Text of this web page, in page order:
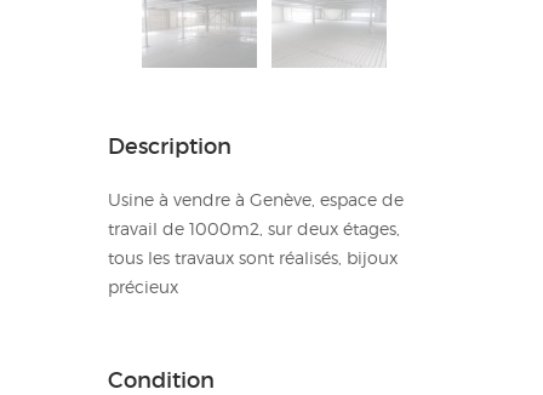
Description
Usine à vendre à Genève, espace de
travail de 1000m2, sur deux étages,
tous les travaux sont réalisés, bijoux
précieux
Condition